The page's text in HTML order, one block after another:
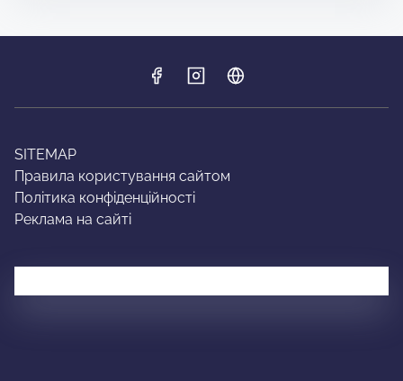
SITEMAP
Правила користування сайтом
Політика конфіденційності
Реклама на сайті